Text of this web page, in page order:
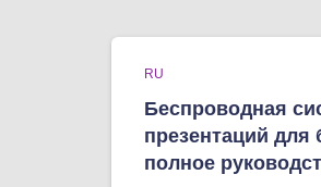
RU
Беспроводная
презентаций для
полное